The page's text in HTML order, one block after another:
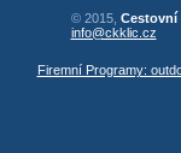
© 2015, Cestovní
info@ckklic.cz
Firemní Programy: